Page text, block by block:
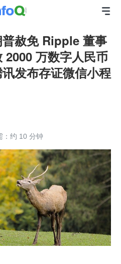
赦免 Ripple 董事
2000 万数字人民币
发布存证微信小程
：约 10 分钟